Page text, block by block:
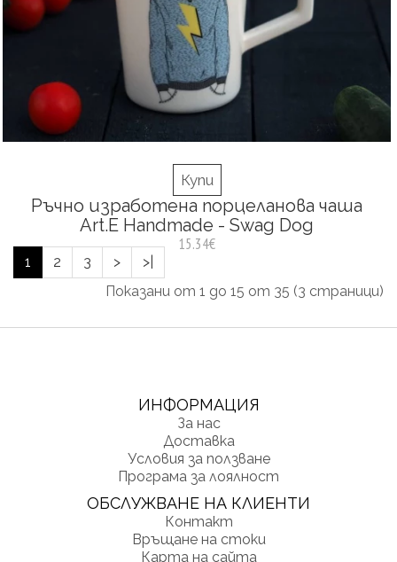
Купи
Ръчно изработена порцеланова чаша
Art.E Handmade - Swag Dog
15.34€
1 2 3 >
>|
Показани от 1 до 15 от 35 (3 страници)
ИНФОРМАЦИЯ
За нас
Доставка
Условия за ползване
Програма за лоялност
ОБСЛУЖВАНЕ НА КЛИЕНТИ
Контакт
Връщане на стоки
Карта на сайта